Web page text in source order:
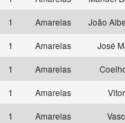
1 Amarelas
João
1 Amarelas
José
1 Amarelas
1 Amarelas
1 Amarelas